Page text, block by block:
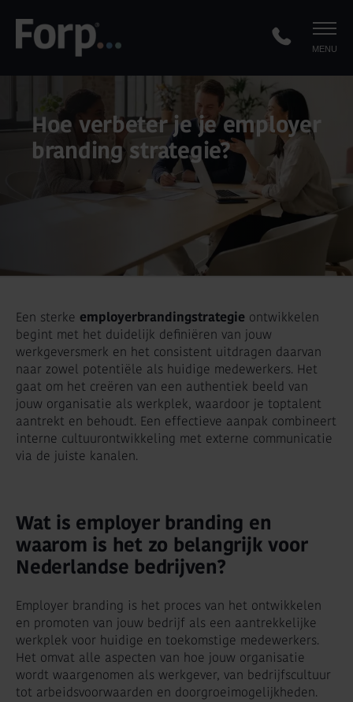
MENU
Hoe verbeter je je employer
branding strategie?
Een sterke employerbrandingstrategie ontwikkelen
begint met het duidelijk definiëren van jouw
werkgeversmerk en het consistent uitdragen daarvan
naar zowel potentiële als huidige medewerkers. Het
gaat om het creëren van een authentiek beeld van
jouw organisatie als werkplek, waardoor je toptalent
aantrekt en behoudt. Een effectieve aanpak combineert
interne cultuurontwikkeling met externe communicatie
via de juiste kanalen.
Wat is employer branding en
waarom is het zo belangrijk voor
Nederlandse bedrijven?
Employer branding is het proces van het ontwikkelen
en promoten van jouw bedrijf als een aantrekkelijke
werkplek voor huidige en toekomstige medewerkers.
Het omvat alle aspecten van hoe jouw organisatie
wordt waargenomen als werkgever, van bedrijfscultuur
tot arbeidsvoorwaarden en doorgroeimogelijkheden.